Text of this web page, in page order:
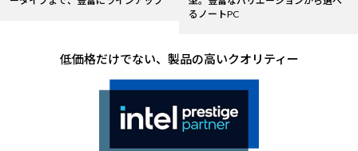
るノートPC
低価格だけでない、製品の高いクオリティー